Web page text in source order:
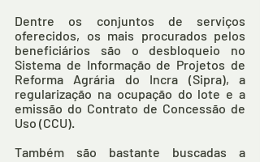
Dentre os conjuntos de serviços
oferecidos, os mais procurados pelos
beneficiários são o desbloqueio no
Sistema de Informação de Projetos de
Reforma Agrária do Incra (Sipra), a
regularização na ocupação do lote e a
emissão do Contrato de Concessão de
Uso (CCU).
Também são bastante buscadas a